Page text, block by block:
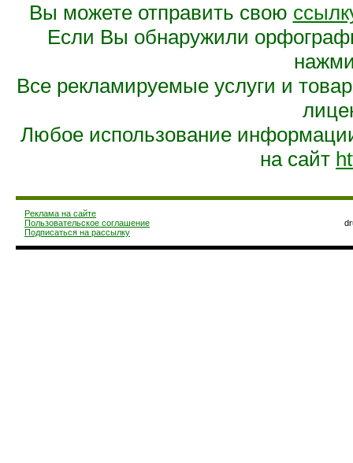
Вы можете отправить свою
Если Вы обнаружили
Все рекламируемые услуги и
Любое использование
на сайт
Реклама на сайте
Пользовательское соглашение
Подписаться на рассылку